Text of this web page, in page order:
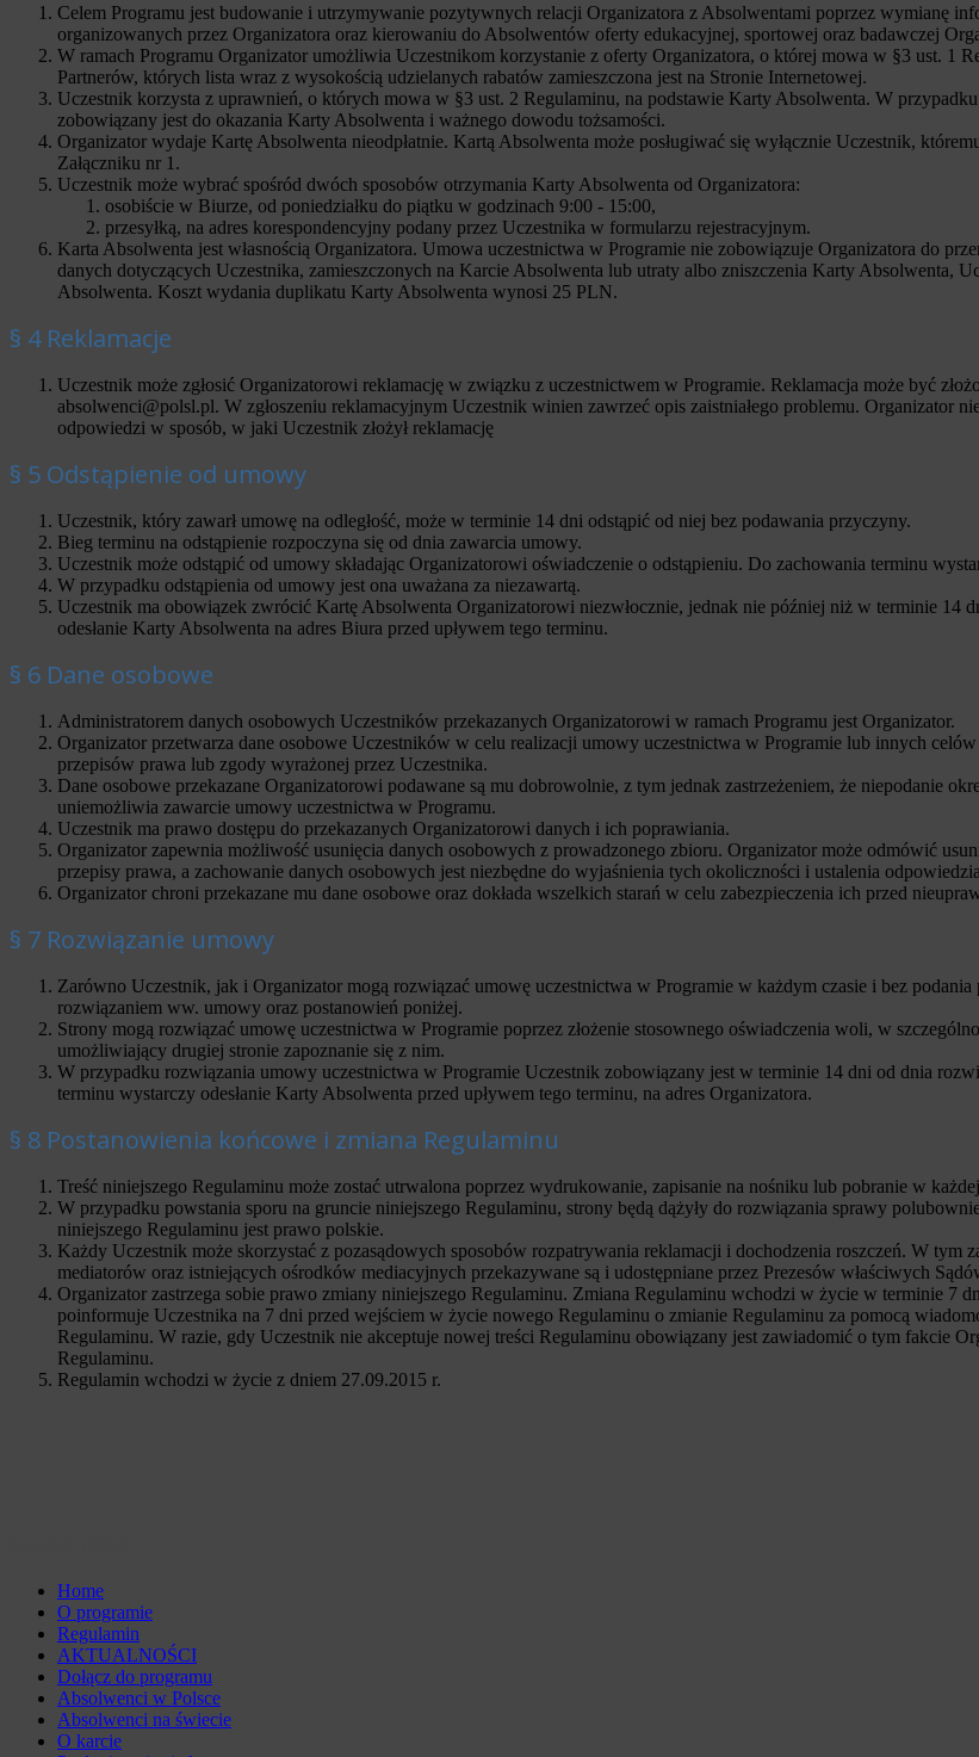
Celem Programu jest budowanie i utrzymywanie pozytywnych relacji Organizatora z Absolwentami poprzez wymianę
organizowanych przez Organizatora oraz kierowaniu do Absolwentów oferty edukacyjnej, sportowej oraz badawczej
W ramach Programu Organizator umożliwia Uczestnikom korzystanie z oferty Organizatora, o której mowa w §3 ust. 1
Partnerów, których lista wraz z wysokością udzielanych rabatów zamieszczona jest na Stronie Internetowej.
Uczestnik korzysta z uprawnień, o których mowa w §3 ust. 2 Regulaminu, na podstawie Karty Absolwenta. W
zobowiązany jest do okazania Karty Absolwenta i ważnego dowodu tożsamości.
Organizator wydaje Kartę Absolwenta nieodpłatnie. Kartą Absolwenta może posługiwać się wyłącznie Uczestnik,
Załączniku nr 1.
Uczestnik może wybrać spośród dwóch sposobów otrzymania Karty Absolwenta od Organizatora:
osobiście w Biurze, od poniedziałku do piątku w godzinach 9:00 - 15:00,
przesyłką, na adres korespondencyjny podany przez Uczestnika w formularzu rejestracyjnym.
Karta Absolwenta jest własnością Organizatora. Umowa uczestnictwa w Programie nie zobowiązuje Organizatora do
danych dotyczących Uczestnika, zamieszczonych na Karcie Absolwenta lub utraty albo zniszczenia Karty Absolwenta,
Absolwenta. Koszt wydania duplikatu Karty Absolwenta wynosi 25 PLN.
§ 4 Reklamacje
Uczestnik może zgłosić Organizatorowi reklamację w związku z uczestnictwem w Programie. Reklamacja może być
absolwenci@polsl.pl. W zgłoszeniu reklamacyjnym Uczestnik winien zawrzeć opis zaistniałego problemu. Organizator
odpowiedzi w sposób, w jaki Uczestnik złożył reklamację
§ 5 Odstąpienie od umowy
Uczestnik, który zawarł umowę na odległość, może w terminie 14 dni odstąpić od niej bez podawania przyczyny.
Bieg terminu na odstąpienie rozpoczyna się od dnia zawarcia umowy.
Uczestnik może odstąpić od umowy składając Organizatorowi oświadczenie o odstąpieniu. Do zachowania terminu
W przypadku odstąpienia od umowy jest ona uważana za niezawartą.
Uczestnik ma obowiązek zwrócić Kartę Absolwenta Organizatorowi niezwłocznie, jednak nie później niż w terminie 14
odesłanie Karty Absolwenta na adres Biura przed upływem tego terminu.
§ 6 Dane osobowe
Administratorem danych osobowych Uczestników przekazanych Organizatorowi w ramach Programu jest Organizator.
Organizator przetwarza dane osobowe Uczestników w celu realizacji umowy uczestnictwa w Programie lub innych
przepisów prawa lub zgody wyrażonej przez Uczestnika.
Dane osobowe przekazane Organizatorowi podawane są mu dobrowolnie, z tym jednak zastrzeżeniem, że niepodanie
uniemożliwia zawarcie umowy uczestnictwa w Programu.
Uczestnik ma prawo dostępu do przekazanych Organizatorowi danych i ich poprawiania.
Organizator zapewnia możliwość usunięcia danych osobowych z prowadzonego zbioru. Organizator może odmówić
przepisy prawa, a zachowanie danych osobowych jest niezbędne do wyjaśnienia tych okoliczności i ustalenia
Organizator chroni przekazane mu dane osobowe oraz dokłada wszelkich starań w celu zabezpieczenia ich przed
§ 7 Rozwiązanie umowy
Zarówno Uczestnik, jak i Organizator mogą rozwiązać umowę uczestnictwa w Programie w każdym czasie i bez
rozwiązaniem ww. umowy oraz postanowień poniżej.
Strony mogą rozwiązać umowę uczestnictwa w Programie poprzez złożenie stosownego oświadczenia woli, w
umożliwiający drugiej stronie zapoznanie się z nim.
W przypadku rozwiązania umowy uczestnictwa w Programie Uczestnik zobowiązany jest w terminie 14 dni od dnia
terminu wystarczy odesłanie Karty Absolwenta przed upływem tego terminu, na adres Organizatora.
§ 8 Postanowienia końcowe i zmiana Regulaminu
Treść niniejszego Regulaminu może zostać utrwalona poprzez wydrukowanie, zapisanie na nośniku lub pobranie w
W przypadku powstania sporu na gruncie niniejszego Regulaminu, strony będą dążyły do rozwiązania sprawy
niniejszego Regulaminu jest prawo polskie.
Każdy Uczestnik może skorzystać z pozasądowych sposobów rozpatrywania reklamacji i dochodzenia roszczeń. W tym
mediatorów oraz istniejących ośrodków mediacyjnych przekazywane są i udostępniane przez Prezesów właściwych
Organizator zastrzega sobie prawo zmiany niniejszego Regulaminu. Zmiana Regulaminu wchodzi w życie w terminie 7
poinformuje Uczestnika na 7 dni przed wejściem w życie nowego Regulaminu o zmianie Regulaminu za pomocą
Regulaminu. W razie, gdy Uczestnik nie akceptuje nowej treści Regulaminu obowiązany jest zawiadomić o tym fakcie
Regulaminu.
Regulamin wchodzi w życie z dniem 27.09.2015 r.
Home
O programie
Regulamin
AKTUALNOŚCI
Dołącz do programu
Absolwenci w Polsce
Absolwenci na świecie
O karcie